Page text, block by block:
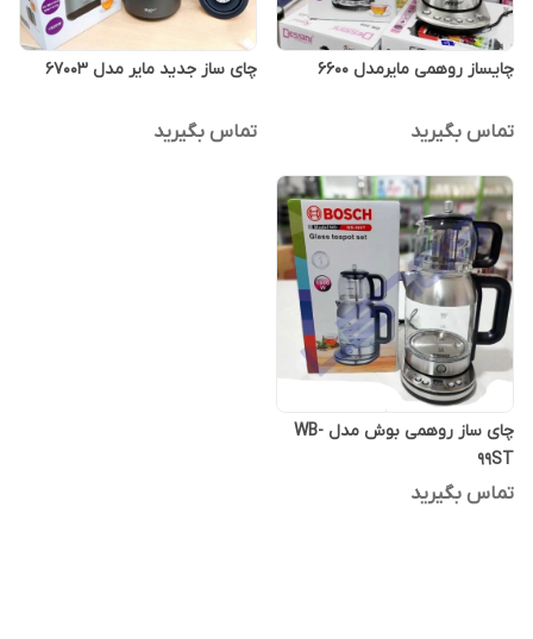
چایساز روهمی مایرمدل ۶۶۰۰
تماس بگیرید
چای ساز جدید مایر مدل 6700۳
تماس بگیرید
چای ساز روهمی بوش مدل WB-
99ST
تماس بگیرید